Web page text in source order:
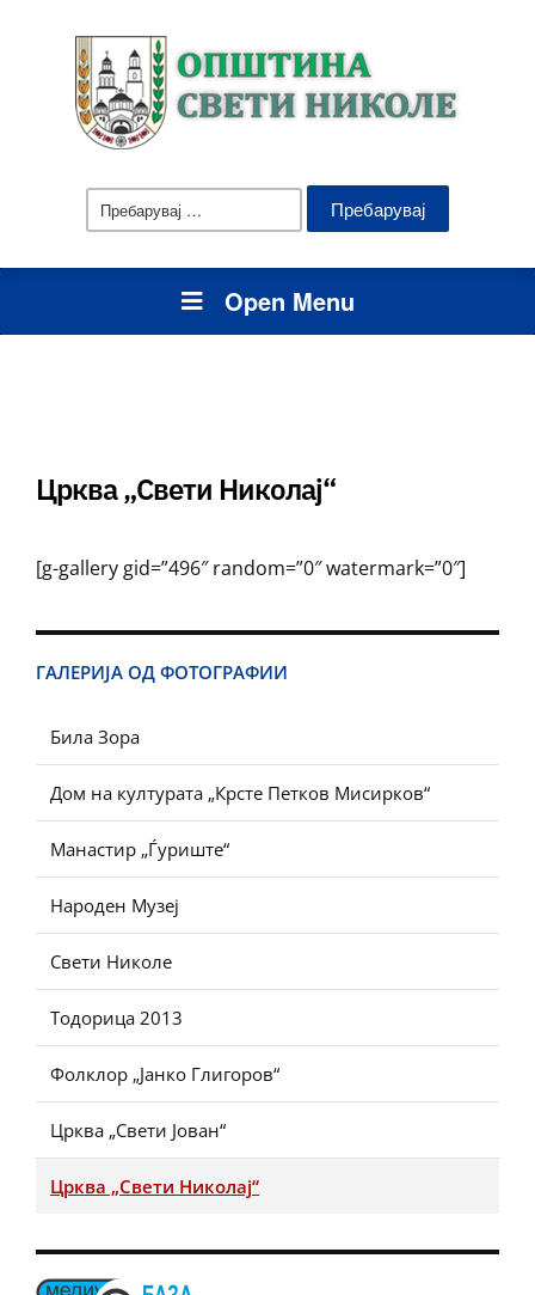
Пребарувај
за:
Open Menu
Црква „Свети Николај“
[g-gallery gid=”496″ random=”0″ watermark=”0″]
ГАЛЕРИЈА ОД ФОТОГРАФИИ
Била Зора
Дом на културата „Крсте Петков Мисирков“
Манастир „Ѓуриште“
Народен Музеј
Свети Николе
Тодорица 2013
Фолклор „Јанко Глигоров“
Црква „Свети Јован“
Црква „Свети Николај“